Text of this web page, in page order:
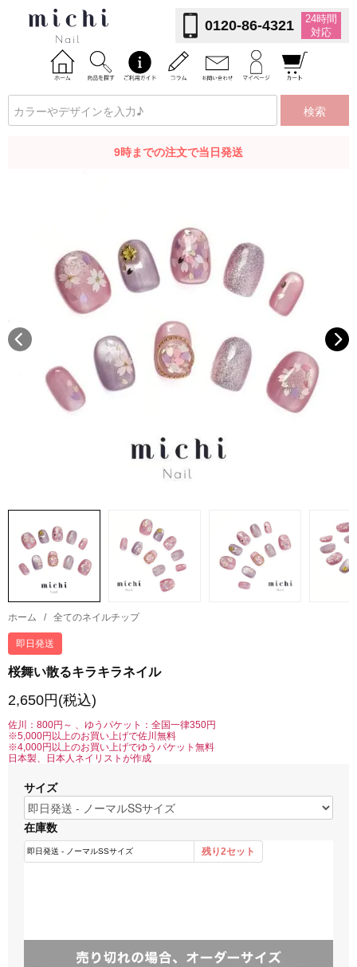
0120-86-4321
24時間
対応
検索
9時までの注文で当日発送
ホーム / 全てのネイルチップ
即日発送
桜舞い散るキラキラネイル
2,650円(税込)
佐川：800円～ 、ゆうパケット：全国一律350円
※5,000円以上のお買い上げで佐川無料
※4,000円以上のお買い上げでゆうパケット無料
日本製、日本人ネイリストが作成
サイズ
在庫数